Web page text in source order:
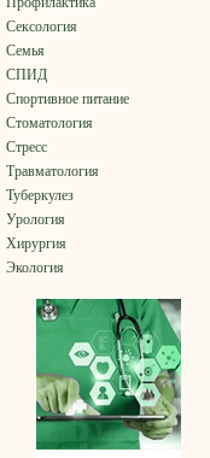
Сексология
Семья
СПИД
Спортивное питание
Стоматология
Стресс
Травматология
Туберкулез
Урология
Хирургия
Экология